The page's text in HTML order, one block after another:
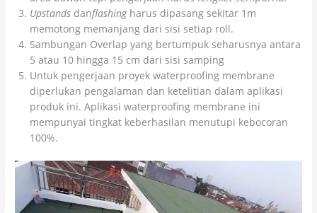
Upstandsdanflashingharus dipasang sekitar 1m
memotong memanjang dari sisi setiap roll.
Sambungan Overlap yang bertumpuk seharusnya antara
5 atau 10 hingga 15 cm dari sisi samping
Untuk pengerjaan proyek waterproofing membrane
diperlukan pengalaman dan ketelitian dalam aplikasi
produk ini. Aplikasi waterproofing membrane ini
mempunyai tingkat keberhasilan menutupi kebocoran
100%.